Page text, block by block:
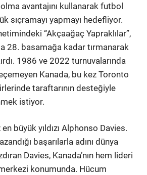
avantajını kullanarak futbol
sıçramayı yapmayı hedefliyor.
“Akçaağaç Yapraklılar”,
28. basamağa kadar tırmanarak
1986 ve 2022 turnuvalarında
Kanada, bu kez Toronto
taraftarının desteğiyle
istiyor.
büyük yıldızı Alphonso Davies.
başarılarla adını dünya
Davies, Kanada’nın hem lideri
konumunda. Hücum